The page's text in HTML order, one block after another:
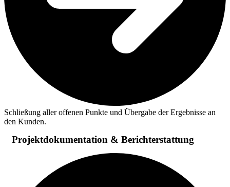
Schließung aller offenen Punkte und Übergabe der Ergebnisse an
den Kunden.
Projektdokumentation & Berichterstattung